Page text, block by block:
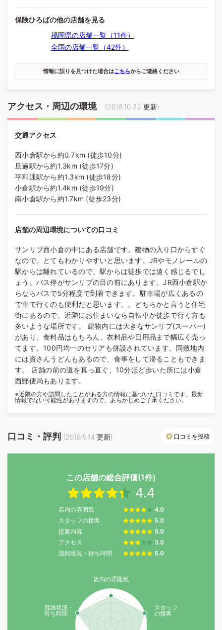
保険ひろばの他の店舗を見る
福岡県の店舗一覧（11件）
全国の店舗一覧（42件）
情報に誤りを見つけた場合はこちらからご連絡ください
アクセス・周辺の環境 (2018.10.23 更新)
交通アクセス
西小倉駅から約0.7km (徒歩10分)
旦過駅から約1.3km (徒歩17分)
平和通駅から約1.3km (徒歩18分)
小倉駅から約1.4km (徒歩19分)
南小倉駅から約1.7km (徒歩23分)
店舗の周辺環境についての口コミ
サンリブ西小倉の中にある店舗です。建物の入り口からすぐ
なので、とてもわかりやすいと思います。JRやモノレールの
駅からは離れているので、駅からは徒歩では遠く感じるでし
ょう。バス停がサンリブの目の前にあります。JR西小倉駅か
らならバスで5分程度で到着できます。駐車場が広くあるの
で車で行くのも便利だと思います。。どちらかと言うと住宅
街にあるので、近隣にお住まいなら自転車か徒歩で行く方も
多いような場所です。 建物内には大きなサンリブ(スーパー)
があり、食料品はもちろん、衣料品や日用品まで幅広く売っ
てます。100円均一のセリアも併設されています。同敷地内
には資さんうどんもあるので、食事をして帰ることもできま
す。 店舗の前の道を真っ直ぐ、10分ほど歩いた所には小倉
西郵便局もあります。
※近隣の方や訪問したことがある方の情報に基づいた口コミです。最新
情報でない可能性がありますので、あらかじめご了承ください。
口コミ・評判 (2018.9.14 更新) 口コミを投稿
この店舗の総合評価(1件)
4.4
店内の雰囲気
4.0
スタッフの接客
5.0
提案内容
5.0
アクセス
3.0
混雑状況・待ち時間
5.0
店内の雰囲気
スタッフ
の接客
混雑状況・
待ち時間